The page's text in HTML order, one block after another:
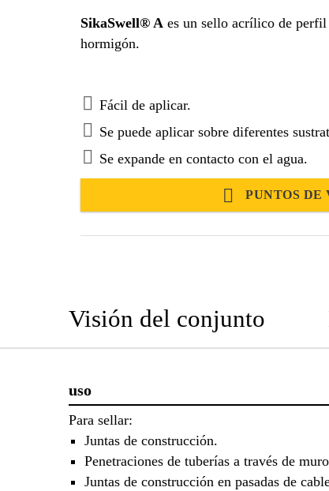
SikaSwell® A es un sello acrílico de perfil
hormigón.
Fácil de aplicar.
Se puede aplicar sobre diferentes
Se expande en contacto con el agua.
PUNTOS DE
Visión del conjunto
uso
Para sellar:
Juntas de construcción.
Penetraciones de tuberías a través de
Juntas de construcción en pasadas de